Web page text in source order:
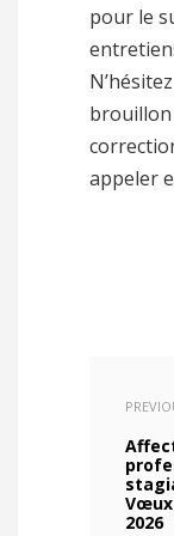
pour le
appeler
2026